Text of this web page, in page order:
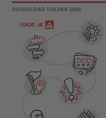
DOWNLOAD FOLDER 2026